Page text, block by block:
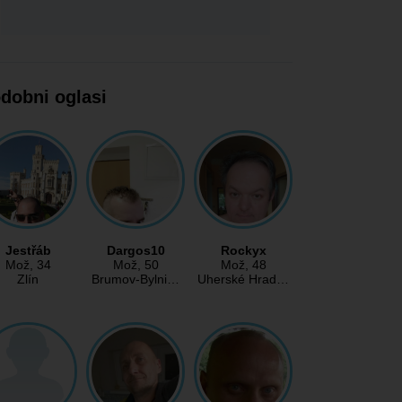
oglasi
Jestřáb
Mož, 34
Zlín
Dargos10
Mož, 50
Brumov-Bylni…
Rockyx
Mož, 48
Uherské Hrad…